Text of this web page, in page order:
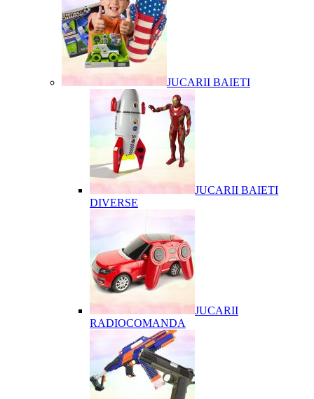
JUCARII BAIETI
JUCARII BAIETI
DIVERSE
JUCARII
RADIOCOMANDA